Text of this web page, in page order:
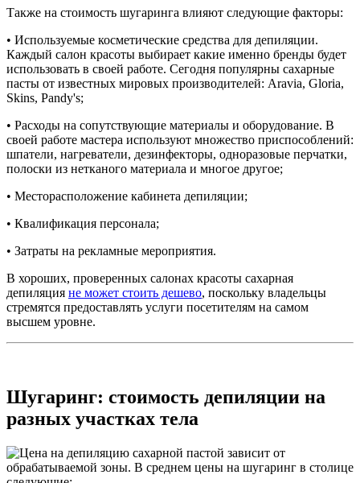
Также на стоимость шугаринга влияют следующие факторы:
• Используемые косметические средства для депиляции.
Каждый салон красоты выбирает какие именно бренды будет
использовать в своей работе. Сегодня популярны сахарные
пасты от известных мировых производителей: Aravia, Gloria,
Skins, Pandy's;
• Расходы на сопутствующие материалы и оборудование. В
своей работе мастера используют множество приспособлений:
шпатели, нагреватели, дезинфекторы, одноразовые перчатки,
полоски из нетканого материала и многое другое;
• Месторасположение кабинета депиляции;
• Квалификация персонала;
• Затраты на рекламные мероприятия.
В хороших, проверенных салонах красоты сахарная
депиляция не может стоить дешево, поскольку владельцы
стремятся предоставлять услуги посетителям на самом
высшем уровне.
Шугаринг: стоимость депиляции на
разных участках тела
Цена на депиляцию сахарной пастой зависит от
обрабатываемой зоны. В среднем цены на шугаринг в столице